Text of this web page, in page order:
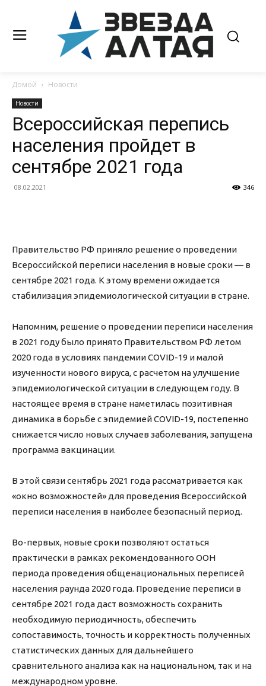
Домой Новости
Новости
Всероссийская перепись
населения пройдет в
сентябре 2021 года
08.02.2021 346
Правительство РФ приняло решение о проведении
Всероссийской переписи населения в новые сроки — в
сентябре 2021 года. К этому времени ожидается
стабилизация эпидемиологической ситуации в стране.
Напомним, решение о проведении переписи населения
в 2021 году было принято Правительством РФ летом
2020 года в условиях пандемии COVID-19 и малой
изученности нового вируса, с расчетом на улучшение
эпидемиологической ситуации в следующем году. В
настоящее время в стране наметилась позитивная
динамика в борьбе с эпидемией COVID-19, постепенно
снижается число новых случаев заболевания, запущена
программа вакцинации.
В этой связи сентябрь 2021 года рассматривается как
«окно возможностей» для проведения Всероссийской
переписи населения в наиболее безопасный период.
Во-первых, новые сроки позволяют остаться
практически в рамках рекомендованного ООН
периода проведения общенациональных переписей
населения раунда 2020 года. Проведение переписи в
сентябре 2021 года даст возможность сохранить
необходимую периодичность, обеспечить
сопоставимость, точность и корректность полученных
статистических данных для дальнейшего
сравнительного анализа как на национальном, так и на
международном уровне.